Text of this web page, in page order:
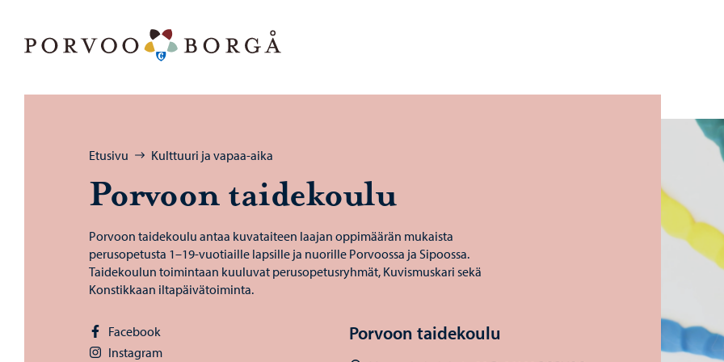
Selaa:
Etusivu Kulttuuri ja vapaa-aika
Por­voon tai­de­kou­lu
Porvoon taidekoulu antaa kuvataiteen laajan oppimäärän mukaista
perusopetusta 1–19-vuotiaille lapsille ja nuorille Porvoossa ja Sipoossa.
Taidekoulun toimintaan kuuluvat perusopetusryhmät, Kuvismuskari sekä
Konstikkaan iltapäivätoiminta.
Facebook
Instagram
Porvoon taidekoulu